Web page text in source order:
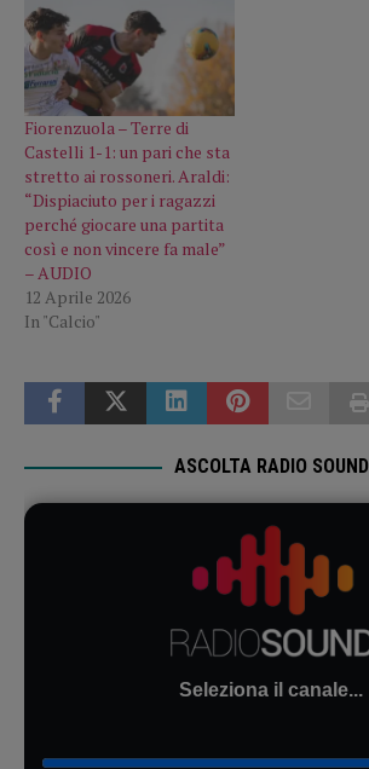
Fiorenzuola – Terre di
Castelli 1-1: un pari che sta
stretto ai rossoneri. Araldi:
“Dispiaciuto per i ragazzi
perché giocare una partita
così e non vincere fa male”
– AUDIO
12 Aprile 2026
In "Calcio"
ASCOLTA RADIO SOUND
Seleziona il canale...